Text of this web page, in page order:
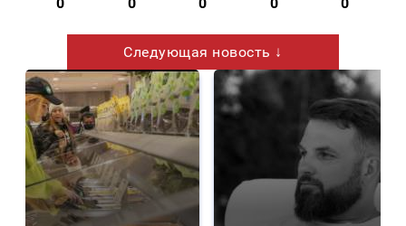
Следующая новость ↓